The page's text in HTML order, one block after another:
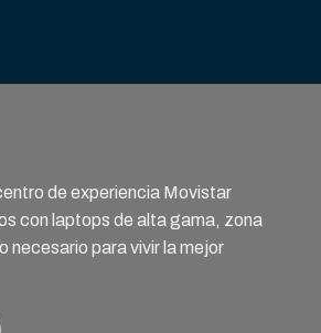
de experiencia Movistar
con laptops de alta gama, zona
necesario para vivir la mejor